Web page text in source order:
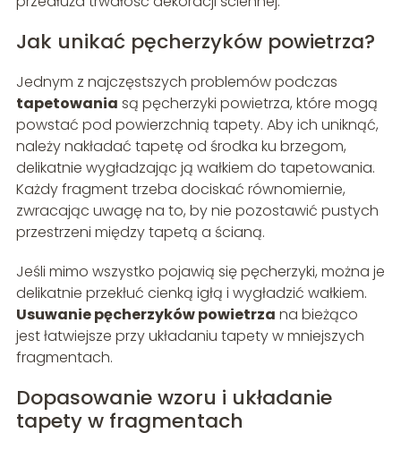
Jak unikać pęcherzyków powietrza?
Jednym z najczęstszych problemów podczas
tapetowania są pęcherzyki powietrza, które mogą
powstać pod powierzchnią tapety. Aby ich uniknąć,
należy nakładać tapetę od środka ku brzegom,
delikatnie wygładzając ją wałkiem do tapetowania.
Każdy fragment trzeba dociskać równomiernie,
zwracając uwagę na to, by nie pozostawić pustych
przestrzeni między tapetą a ścianą.
Jeśli mimo wszystko pojawią się pęcherzyki, można je
delikatnie przekłuć cienką igłą i wygładzić wałkiem.
Usuwanie pęcherzyków powietrza na bieżąco
jest łatwiejsze przy układaniu tapety w mniejszych
fragmentach.
Dopasowanie wzoru i układanie
tapety w fragmentach